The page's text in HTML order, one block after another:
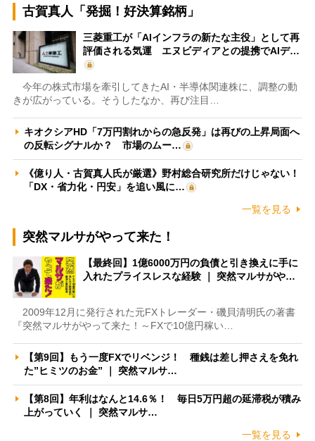
古賀真人「発掘！好決算銘柄」
三菱重工が「AIインフラの新たな主役」として再
評価される気運 エヌビディアとの提携でAIデ…
今年の株式市場を牽引してきたAI・半導体関連株に、調整の動
きが広がっている。そうしたなか、再び注目…
キオクシアHD「7万円割れからの急反発」は再びの上昇局面へ
の反転シグナルか？ 市場のムー…
《億り人・古賀真人氏が厳選》野村総合研究所だけじゃない！
「DX・省力化・円安」を追い風に…
一覧を見る
突然マルサがやって来た！
【最終回】1億6000万円の負債と引き換えに手に
入れたプライスレスな経験 ｜ 突然マルサがや…
2009年12月に発行された元FXトレーダー・磯貝清明氏の著書
『突然マルサがやって来た！～FXで10億円稼い…
【第9回】もう一度FXでリベンジ！ 種銭は差し押さえを免れ
た”ヒミツのお金” ｜ 突然マルサ…
【第8回】年利はなんと14.6％！ 毎日5万円超の延滞税が積み
上がっていく ｜ 突然マルサ…
一覧を見る